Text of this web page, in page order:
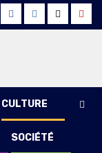
FacebookInstagram
Twitter
CULTURE
SOCIÉTÉ